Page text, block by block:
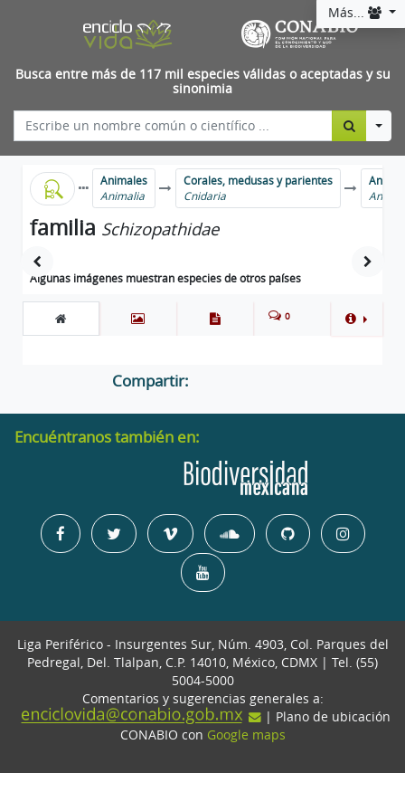
Más...
Busca entre más de 117 mil especies válidas o aceptadas y su
sinonimia
Animales
Animalia
Corales, medusas y parientes
Cnidaria
familia Schizopathidae
Algunas imágenes muestran especies de otros países
0
Compartir:
Encuéntranos también en:
Liga Periférico - Insurgentes Sur, Núm. 4903, Col. Parques del
Pedregal, Del. Tlalpan, C.P. 14010, México, CDMX | Tel. (55)
5004-5000
Comentarios y sugerencias generales a:
| Plano de ubicación
CONABIO con Google maps